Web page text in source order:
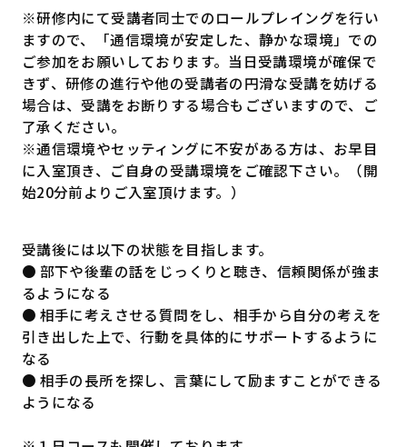
※研修内にて受講者同士でのロールプレイングを行い
ますので、「通信環境が安定した、静かな環境」での
ご参加をお願いしております。当日受講環境が確保で
きず、研修の進行や他の受講者の円滑な受講を妨げる
場合は、受講をお断りする場合もございますので、ご
了承ください。
※通信環境やセッティングに不安がある方は、お早目
に入室頂き、ご自身の受講環境をご確認下さい。（開
始20分前よりご入室頂けます。）
受講後には以下の状態を目指します。
● 部下や後輩の話をじっくりと聴き、信頼関係が強ま
るようになる
● 相手に考えさせる質問をし、相手から自分の考えを
引き出した上で、行動を具体的にサポートするように
なる
● 相手の長所を探し、言葉にして励ますことができる
ようになる